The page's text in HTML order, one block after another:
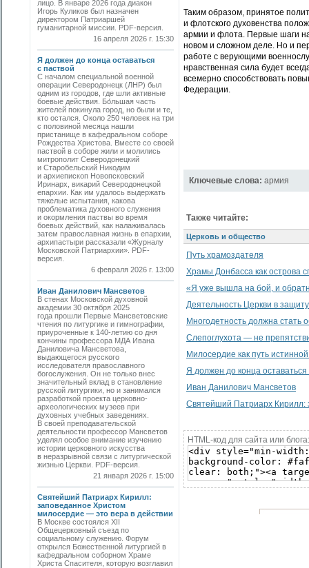
лицо. В январе 2026 года диакон
Игорь Куликов был назначен
директором Патриаршей
гуманитарной миссии. PDF-версия.
16 апреля 2026 г. 15:30
Я должен до конца оставаться
с паствой
С началом специальной военной
операции Северодонецк (ЛНР) был
одним из городов, где шли активные
боевые действия. Бо́льшая часть
жителей покинула город, но были и те,
кто остался. Около 250 человек на три
с половиной месяца нашли
пристанище в кафедральном соборе
Рождества Христова. Вместе со своей
паствой в соборе жили и молились
митрополит Северодонецкий
и Старобельский Никодим
и архиепископ Новопсковский
Иринарх, викарий Северодонецкой
епархии. Как им удалось выдержать
тяжелые испытания, какова
проблематика духовного служения
и окормления паствы во время
боевых действий, как налаживалась
затем православная жизнь в епархии,
архипастыри рассказали «Журналу
Московской Патриархии». PDF-
версия.
6 февраля 2026 г. 13:00
Иван Данилович Мансветов
В стенах Московской духовной
академии 30 октября 2025
года прошли Первые Мансветовские
чтения по литургике и гимнографии,
приуроченные к 140-летию со дня
кончины профессора МДА Ивана
Даниловича Мансветова,
выдающегося русского
исследователя православного
богослужения. Он не только внес
значительный вклад в становление
русской литургики, но и занимался
разработкой проекта церковно-
археологических музеев при
духовных учебных заведениях.
В своей преподавательской
деятельности профессор Мансветов
уделял особое внимание изучению
истории церковного искусства
в неразрывной связи с литургической
жизнью Церкви. PDF-версия.
21 января 2026 г. 15:00
Святейший Патриарх Кирилл:
заповеданное Христом
милосердие — это вера в действии
В Москве состоялся XII
Общецерковный съезд по
социальному служению. Форум
открылся Божественной литургией в
кафедральном соборном Храме
Христа Спасителя, которую возглавил
Таким образом, принятое
и флотского духовенства
армии и флота. Первые шаги
новом и сложном деле. Но и
работе с верующими
нравственная сила будет
всемерно способствовать
Федерации.
Ключевые слова: армия
Также читайте:
Церковь и общество
Путь храмоздателя
Храмы Донбасса как острова
«Я уже вышла на бой, и
Деятельность Церкви в
Многодетность должна стать
Слепоглухота — не
Милосердие как путь
Я должен до конца оставаться
Иван Данилович Мансветов
Святейший Патриарх Кирилл:
HTML-код для сайта или блога: